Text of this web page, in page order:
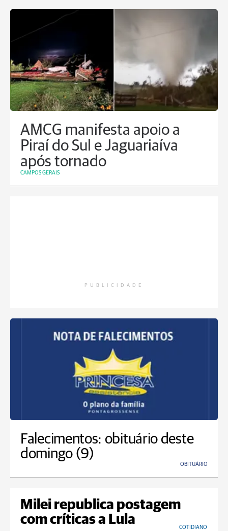
AMCG manifesta apoio a
Piraí do Sul e Jaguariaíva
após tornado
CAMPOS GERAIS
PUBLICIDADE
Falecimentos: obituário deste
domingo (9)
OBITUÁRIO
Milei republica postagem
com críticas a Lula
COTIDIANO